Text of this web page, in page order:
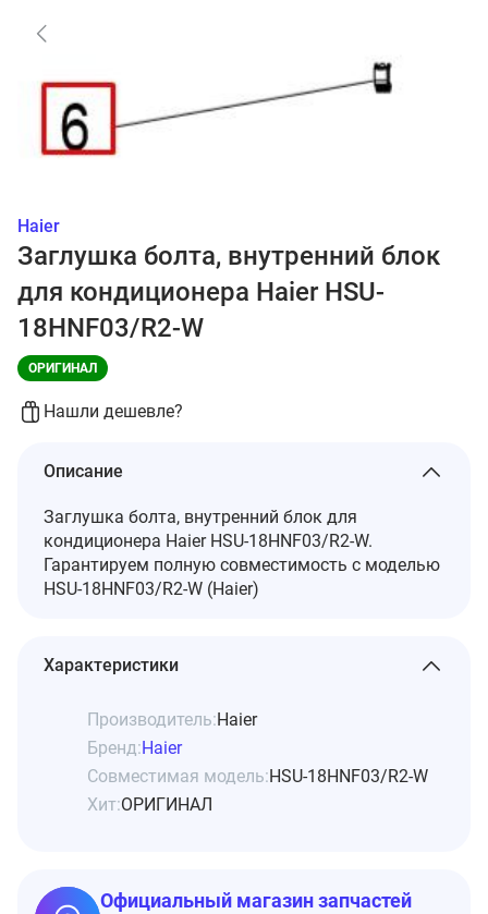
Haier
Заглушка болта, внутренний блок
для кондиционера Haier HSU-
18HNF03/R2-W
ОРИГИНАЛ
Нашли дешевле?
Описание
Заглушка болта, внутренний блок для
кондиционера Haier HSU-18HNF03/R2-W.
Гарантируем полную совместимость с моделью
HSU-18HNF03/R2-W (Haier)
Характеристики
Производитель:Haier
Бренд:Haier
Совместимая модель:HSU-18HNF03/R2-W
Хит:ОРИГИНАЛ
Официальный магазин запчастей